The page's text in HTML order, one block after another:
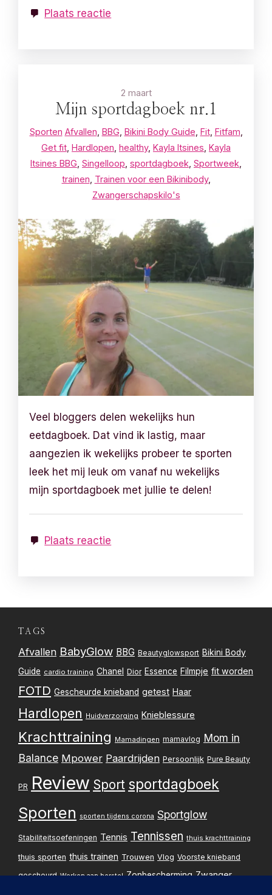
Plaats reactie
2 maart
Mijn sportdagboek nr.1
Sporten Afvallen, BBG, Bikini Body Guide, Fit, Fitfam,
Get fit, Hardlopen, healthy, Kayla Itsines, Kayla
Itsines BBG, Singelloop, sportdagboek, Sportweek,
trainen, Trainen voor een Bikinibody,
Zwangerschapskilo's
Veel bloggers delen wekelijks hun
eetdagboek. Dat vind ik lastig, maar
aangezien ik wekelijks probeer te sporten
leek het mij leuk om vanaf nu wekelijks
mijn sportdagboek met jullie te delen!
Plaats reactie
TAGS
Afvallen BabyGlow BBG Beautyglowsport Bikini Body
Guide cardio training Chanel Dior Essence Filmpje fit worden
FOTD Gescheurde knieband getest Haar
Hardlopen Huidverzorging Knieblessure
Krachttraining Mamadingen mamavlog Mom in
Balance Mpower Paardrijden Persoonlijk Pure Beauty
PR Review Sport sportdagboek
Sporten sporten tijdens corona Sportglow
Stabiliteitsoefeningen Tennis Tennissen thuis krachttraining
thuis sporten thuis trainen Trouwen Vlog Voorste knieband
gescheurd Werken aan herstel Zonbescherming Zwanger